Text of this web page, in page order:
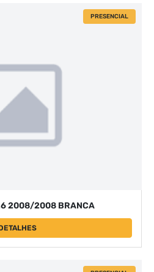
PRESENCIAL
2008/2008 BRANCA